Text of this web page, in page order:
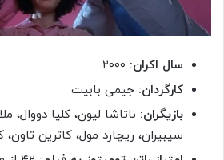
سال اکران: ۲۰۰۰
کارگردان: جیمی بابیت
بازیگران: ناتاشا لیون، کلیا دووال،
سیبیران، ریچارد مول، کاترین